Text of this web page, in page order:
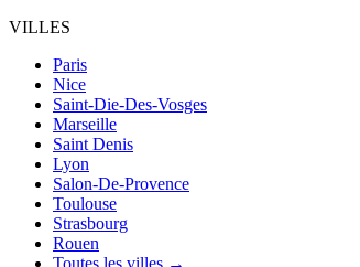
VILLES
Paris
Nice
Saint-Die-Des-Vosges
Marseille
Saint Denis
Lyon
Salon-De-Provence
Toulouse
Strasbourg
Rouen
Toutes les villes →